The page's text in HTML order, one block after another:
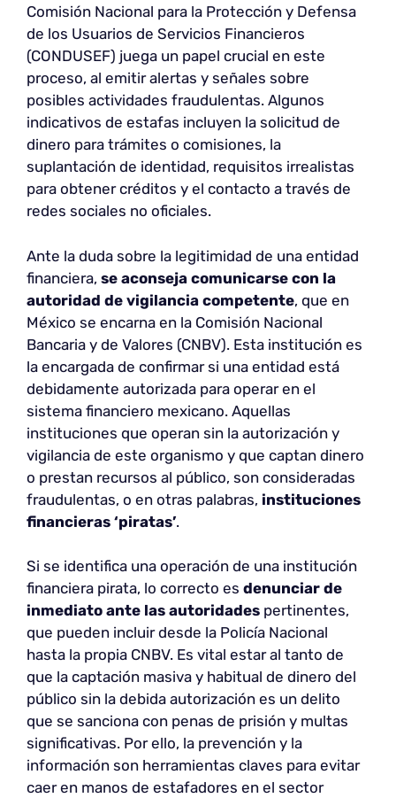
Comisión Nacional para la Protección y Defensa
de los Usuarios de Servicios Financieros
(CONDUSEF) juega un papel crucial en este
proceso, al emitir alertas y señales sobre
posibles actividades fraudulentas. Algunos
indicativos de estafas incluyen la solicitud de
dinero para trámites o comisiones, la
suplantación de identidad, requisitos irrealistas
para obtener créditos y el contacto a través de
redes sociales no oficiales.
Ante la duda sobre la legitimidad de una entidad
financiera, se aconseja comunicarse con la
autoridad de vigilancia competente, que en
México se encarna en la Comisión Nacional
Bancaria y de Valores (CNBV). Esta institución es
la encargada de confirmar si una entidad está
debidamente autorizada para operar en el
sistema financiero mexicano. Aquellas
instituciones que operan sin la autorización y
vigilancia de este organismo y que captan dinero
o prestan recursos al público, son consideradas
fraudulentas, o en otras palabras, instituciones
financieras ‘piratas’.
Si se identifica una operación de una institución
financiera pirata, lo correcto es denunciar de
inmediato ante las autoridades pertinentes,
que pueden incluir desde la Policía Nacional
hasta la propia CNBV. Es vital estar al tanto de
que la captación masiva y habitual de dinero del
público sin la debida autorización es un delito
que se sanciona con penas de prisión y multas
significativas. Por ello, la prevención y la
información son herramientas claves para evitar
caer en manos de estafadores en el sector